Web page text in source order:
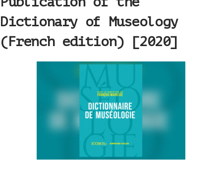
Dictionary of Museology
(French edition) [2020]